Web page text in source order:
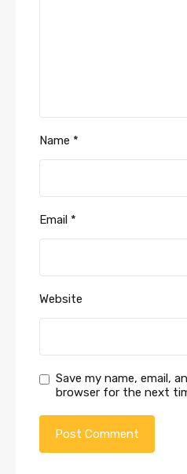
Name *
Email *
Website
Save my name, email,
browser for the next